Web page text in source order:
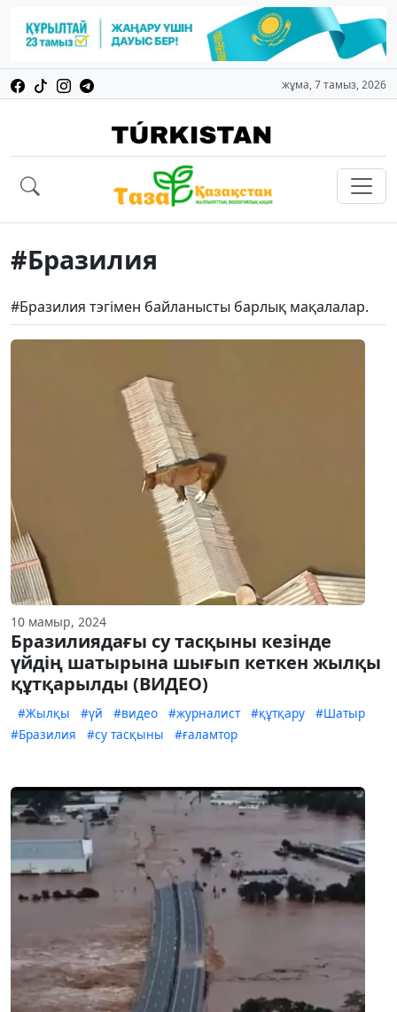
жұма, 7 тамыз, 2026
#Бразилия
#Бразилия тэгімен байланысты барлық мақалалар.
10 мамыр, 2024
Бразилиядағы су тасқыны кезінде
үйдің шатырына шығып кеткен жылқы
құтқарылды (ВИДЕО)
#Жылқы #үй #видео #журналист #құтқару
#Шатыр
#Бразилия
#су тасқыны #ғаламтор